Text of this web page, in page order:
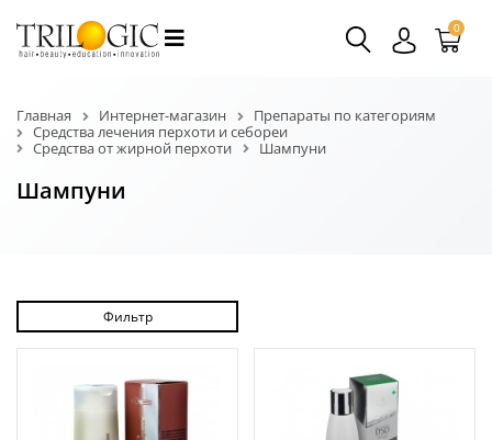
0
Главная Интернет-магазин
Препараты по категориям
Средства лечения перхоти и себореи
Средства от жирной перхоти
Шампуни
Шампуни
Фильтр